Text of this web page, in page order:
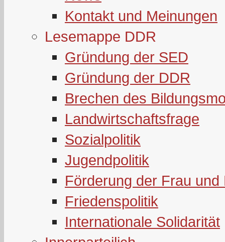
Kontakt und Meinungen
Lesemappe DDR
Gründung der SED
Gründung der DDR
Brechen des
Landwirtschaftsfrage
Sozialpolitik
Jugendpolitik
Förderung der Frau und
Friedenspolitik
Internationale Solidarität